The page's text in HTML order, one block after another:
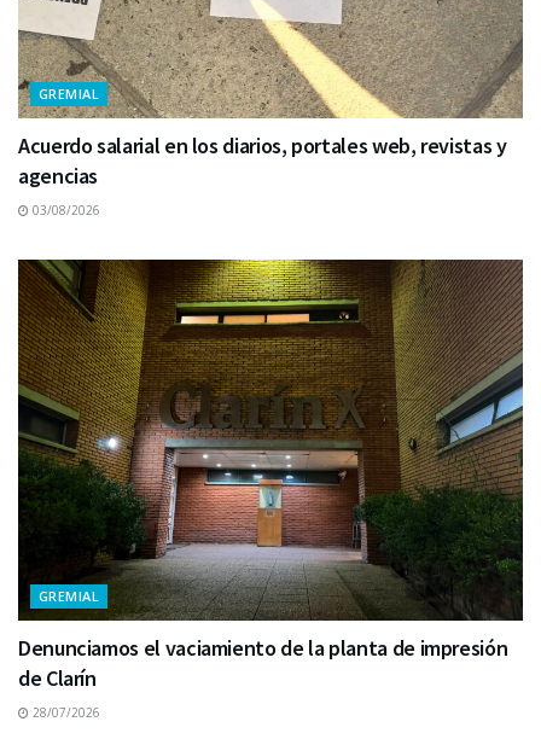
GREMIAL
Acuerdo salarial en los diarios, portales web, revistas y
agencias
03/08/2026
GREMIAL
Denunciamos el vaciamiento de la planta de impresión
de Clarín
28/07/2026